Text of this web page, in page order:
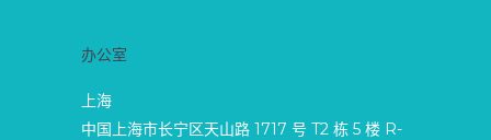
办公室
上海
中国上海市长宁区天山路 1717 号 T2 栋 5 楼 R-